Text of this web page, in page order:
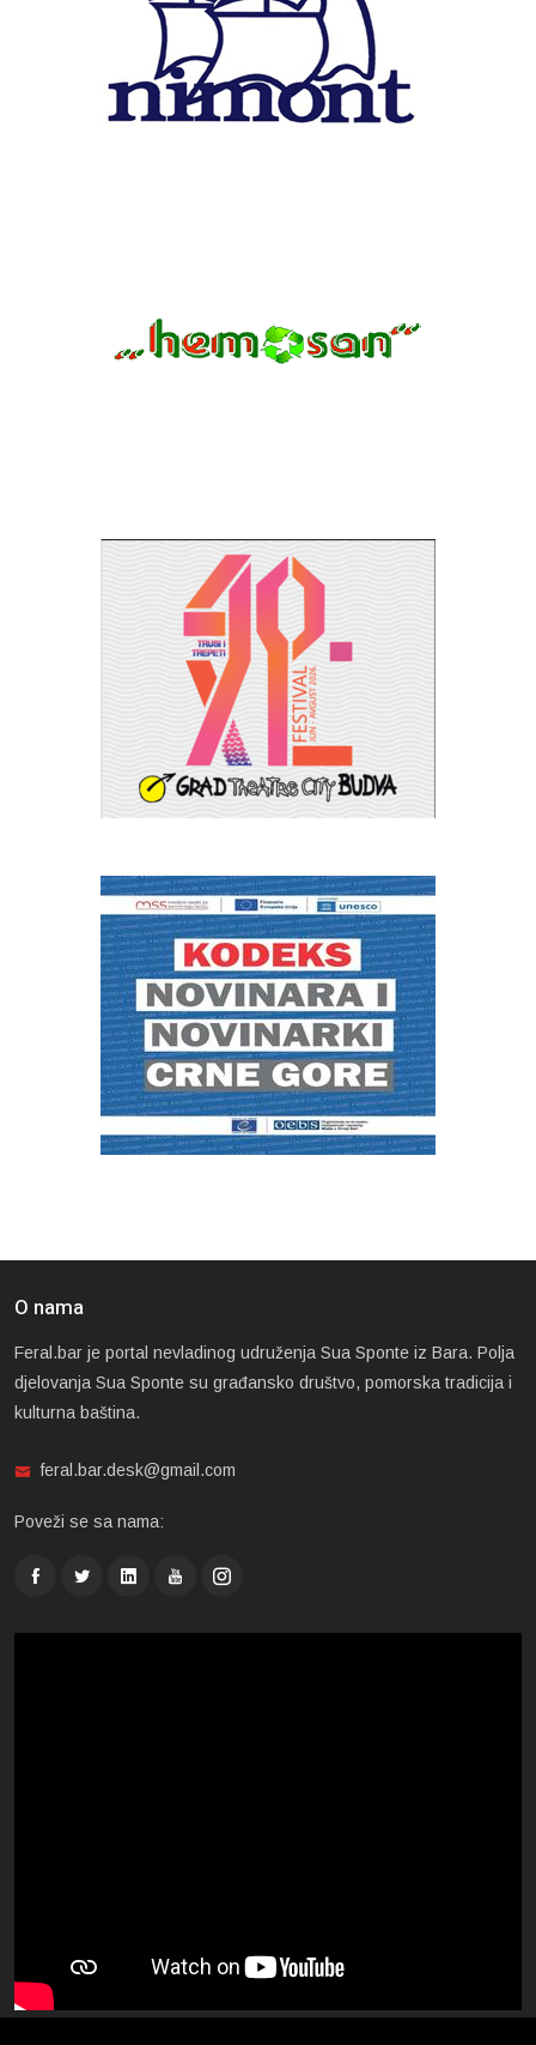
O nama
Feral.bar je portal nevladinog udruženja Sua Sponte iz Bara. Polja
djelovanja Sua Sponte su građansko društvo, pomorska tradicija i
kulturna baština.
feral.bar.desk@gmail.com
Poveži se sa nama: